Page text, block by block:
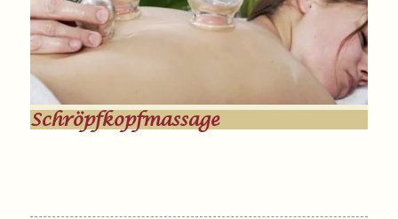
Schröpfkopfmassage